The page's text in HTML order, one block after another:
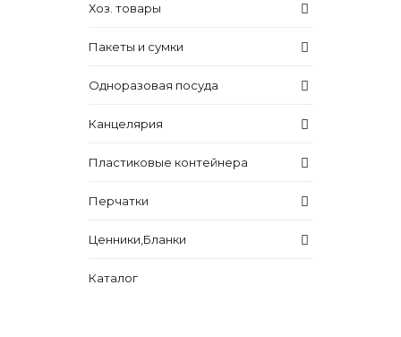
Хоз. товары
Пакеты и сумки
Одноразовая посуда
Канцелярия
Пластиковые контейнера
Перчатки
Ценники,Бланки
Каталог